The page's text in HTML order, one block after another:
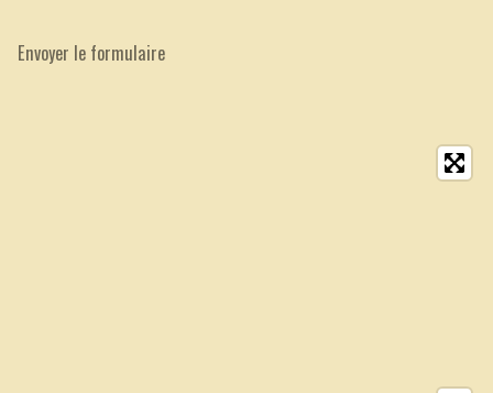
Envoyer le formulaire